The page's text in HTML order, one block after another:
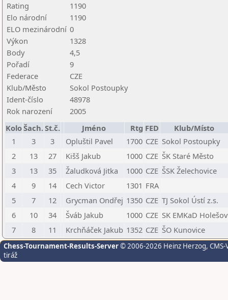
Rating
1190
Elo národní
1190
ELO mezinárodní 0
Výkon
1328
Body
4,5
Pořadí
9
Federace
CZE
Klub/Město
Sokol Postoupky
Ident-číslo
48978
Rok narození
2005
KoloŠach.St.č. Jméno Rtg FED
Klub/Místo
1
3 3 Opluštil Pavel 1700 CZE Sokol Postoupky
2
13 27 Kišš Jakub 1000 CZE ŠK Staré Město
3
13 35 Žaludková Jitka 1000 CZE ŠSK Želechovice
4
9 14 Cech Victor 1301 FRA
5
7 12 Grycman Ondřej 1350 CZE TJ Sokol Ústí z.s.
6
10 34 Šváb Jakub 1000 CZE SK EMKaD Holešov
7
8 11 Krchňáček Jakub 1352 CZE ŠO Kunovice
Chess-Tournament-Results-Server© 2006-2026 Heinz Herzog,
tiráž